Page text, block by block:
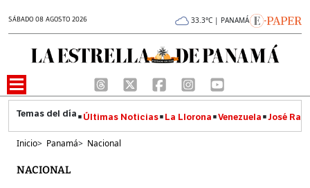
SÁBADO 08 AGOSTO 2026 33.3°C | PANAMÁ
Últimas Noticias La Llorona Venezuela José
Inicio> Panamá> Nacional
NACIONAL